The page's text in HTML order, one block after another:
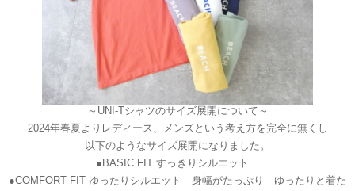
～UNI-Tシャツのサイズ展開について～
2024年春夏よりレディース、メンズという考え方を完全に無くし
以下のようなサイズ展開になりました。
●BASIC FIT すっきりシルエット
●COMFORT FIT ゆったりシルエット 身幅がたっぷり ゆったりと着た